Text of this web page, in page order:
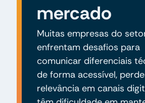
mercado
Muitas empresas do
enfrentam desafios para
comunicar diferenciais
de forma acessível,
relevância em canais